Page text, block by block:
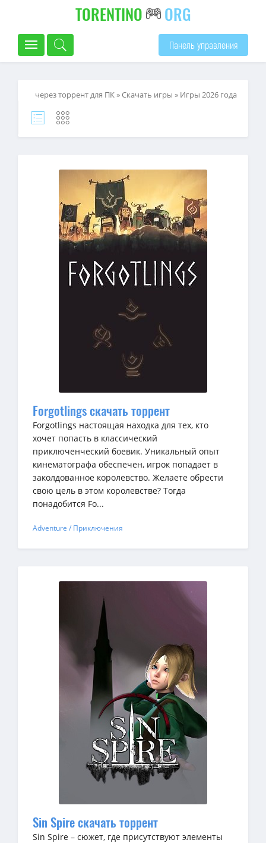
TORENTINO ORG
Панель управления
через торрент для ПК»Скачать игры » Игры 2026 года
Forgotlings скачать торрент
Forgotlings настоящая находка для тех, кто
хочет попасть в классический
приключенческий боевик. Уникальный опыт
кинематографа обеспечен, игрок попадает в
заколдованное королевство. Желаете обрести
свою цель в этом королевстве? Тогда
понадобится Fo...
Adventure / Приключения
Sin Spire скачать торрент
Sin Spire – сюжет, где присутствуют элементы